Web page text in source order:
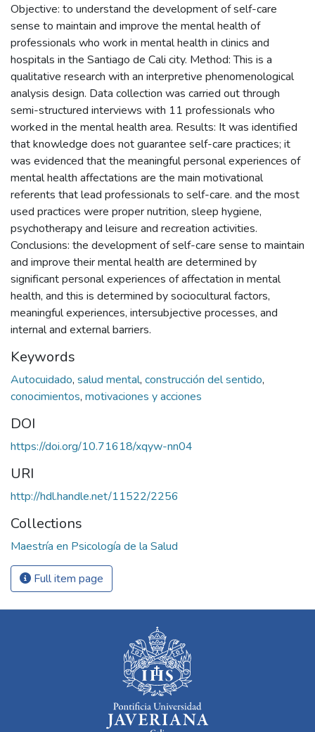
Objective: to understand the development of self-care
sense to maintain and improve the mental health of
professionals who work in mental health in clinics and
hospitals in the Santiago de Cali city. Method: This is a
qualitative research with an interpretive phenomenological
analysis design. Data collection was carried out through
semi-structured interviews with 11 professionals who
worked in the mental health area. Results: It was identified
that knowledge does not guarantee self-care practices; it
was evidenced that the meaningful personal experiences of
mental health affectations are the main motivational
referents that lead professionals to self-care. and the most
used practices were proper nutrition, sleep hygiene,
psychotherapy and leisure and recreation activities.
Conclusions: the development of self-care sense to maintain
and improve their mental health are determined by
significant personal experiences of affectation in mental
health, and this is determined by sociocultural factors,
meaningful experiences, intersubjective processes, and
internal and external barriers.
Keywords
Autocuidado, salud mental, construcción del sentido,
conocimientos, motivaciones y acciones
DOI
https://doi.org/10.71618/xqyw-nn04
URI
http://hdl.handle.net/11522/2256
Collections
Maestría en Psicología de la Salud
Full item page